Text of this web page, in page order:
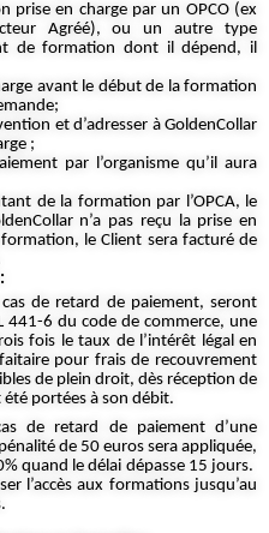
prise en charge par un OPCO (ex
Agréé), ou un autre type
de formation dont il dépend, il
avant le début de la formation
et d’adresser à GoldenCollar
;
par l’organisme qu’il aura
de la formation par l’OPCA, le
n’a pas reçu la prise en
le Client sera facturé de
de retard de paiement, seront
441-6 du code de commerce, une
fois le taux de l’intérêt légal en
pour frais de recouvrement
de plein droit, dès réception de
été portées à son débit.
de retard de paiement d’une
de 50 euros sera appliquée,
quand le délai dépasse 15 jours.
l’accès aux formations jusqu’au